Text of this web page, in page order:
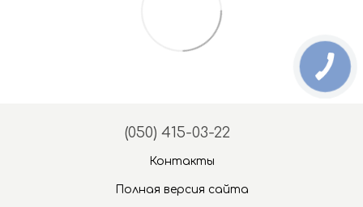
(050) 415-03-22
Контакты
Полная версия сайта